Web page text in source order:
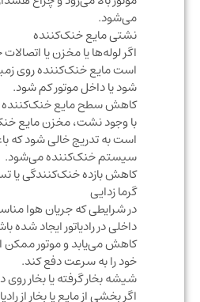
می‌شود.
نشتی مایع خنک‌کننده
اگر لوله‌ها یا مخزن یا اتصالات
است مایع خنک‌کننده روی زمین
شود یا داخل موتور کم شود.
کاهش سطح مایع خنک‌کننده
با وجود نشت، مخزن مایع
است به تدریج خالی شود که باعث
سیستم خنک‌کننده می‌شود.
کاهش بازده خنک‌کنندگی یا
گرما زدایی
در شرایطی که جریان هوا مناسب
داخلی در رادیاتور ایجاد شده باشد،
کاهش می‌یابد و موتور ممکن است
خود را به سرعت دفع کند.
شیشه بخار گرفته یا بخار روی درون
اگر بخشی از مایع یا بخار از رادیاتور